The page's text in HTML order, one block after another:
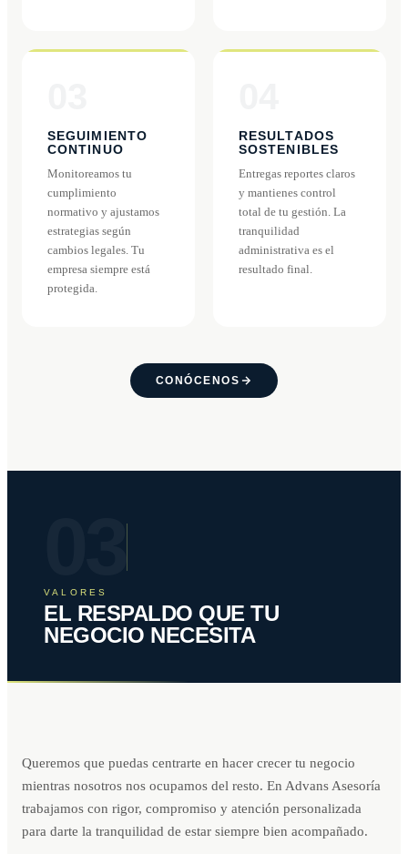
SEGUIMIENTO
CONTINUO
Monitoreamos tu
cumplimiento
normativo y ajustamos
estrategias según
cambios legales. Tu
empresa siempre está
protegida.
RESULTADOS
SOSTENIBLES
Entregas reportes claros
y mantienes control
total de tu gestión. La
tranquilidad
administrativa es el
resultado final.
CONÓCENOS
VALORES
EL RESPALDO QUE TU
NEGOCIO NECESITA
Queremos que puedas centrarte en hacer crecer tu negocio
mientras nosotros nos ocupamos del resto. En Advans Asesoría
trabajamos con rigor, compromiso y atención personalizada
para darte la tranquilidad de estar siempre bien acompañado.